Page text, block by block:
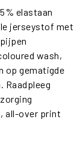
elastaan
jerseystof met
wash,
op gematigde
Raadpleeg
all-over print